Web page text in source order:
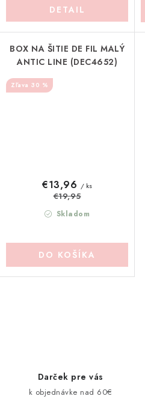
DETAIL
BOX NA ŠITIE DE FIL MALÝ
ANTIC LINE (DEC4652)
30 %
Skladom
€13,96 / ks
€19,95
DO KOŠÍKA
Darček pre vás
k objednávke nad 60€